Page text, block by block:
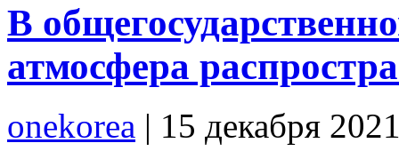
В
атмосфера
onekorea | 15 декабря